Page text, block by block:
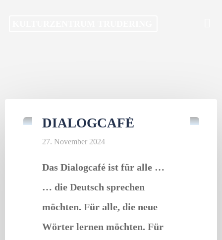
DIALOGCAFÉ
27. November 2024
Das Dialogcafé ist für alle …
… die Deutsch sprechen
möchten. Für alle, die neue
Wörter lernen möchten. Für